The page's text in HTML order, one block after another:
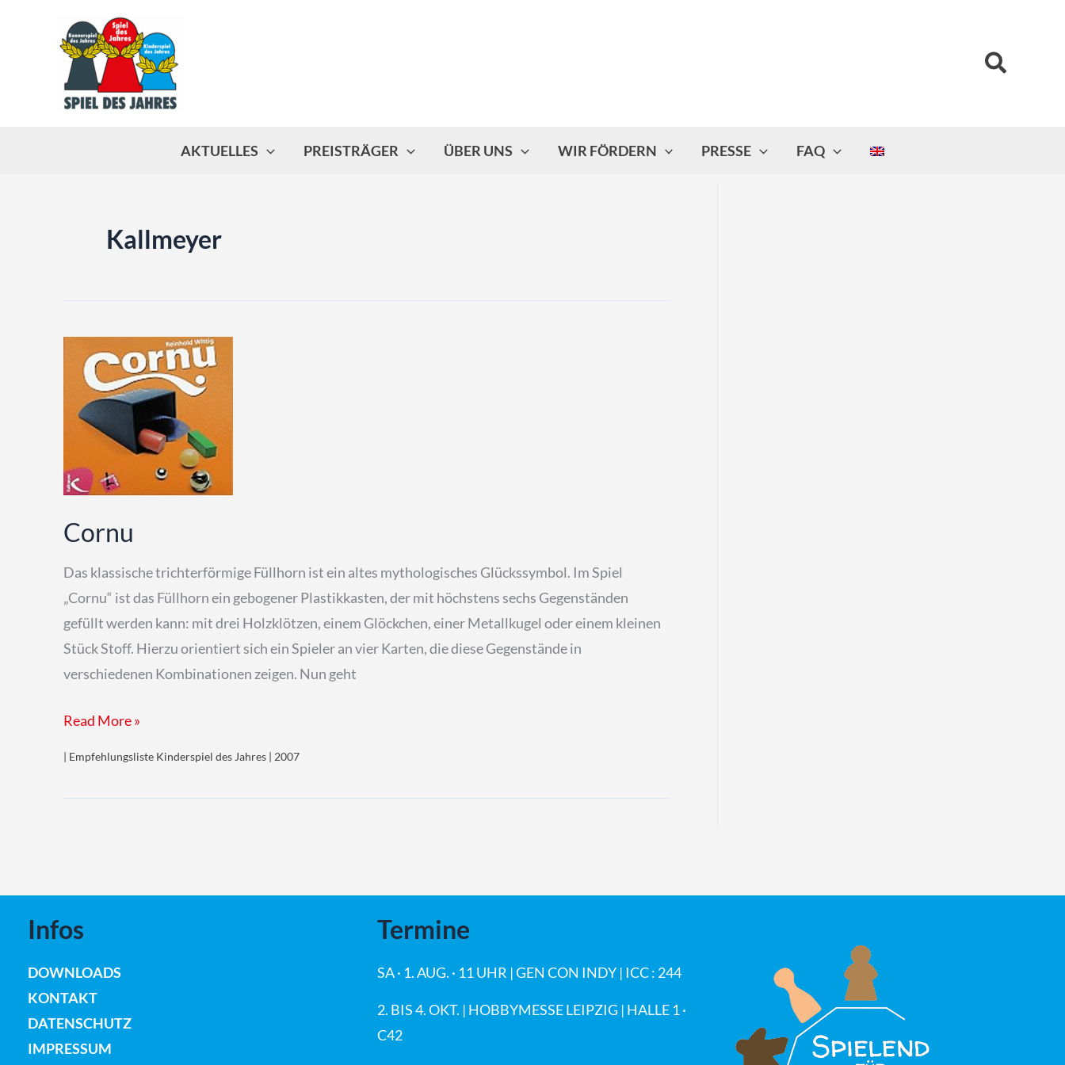
Suchen
AKTUELLES PREISTRÄGER ÜBER UNS WIR FÖRDERN PRESSE FAQ
Kallmeyer
Cornu
Das klassische trichterförmige Füllhorn ist ein altes mythologisches Glückssymbol. Im Spiel
„Cornu“ ist das Füllhorn ein gebogener Plastikkasten, der mit höchstens sechs Gegenständen
gefüllt werden kann: mit drei Holzklötzen, einem Glöckchen, einer Metallkugel oder einem kleinen
Stück Stoff. Hierzu orientiert sich ein Spieler an vier Karten, die diese Gegenstände in
verschiedenen Kombinationen zeigen. Nun geht
Cornu
Read More »
| Empfehlungsliste Kinderspiel des Jahres | 2007
Infos
DOWNLOADS
KONTAKT
DATENSCHUTZ
IMPRESSUM
Termine
SA · 1. AUG. · 11 UHR | GEN CON INDY | ICC : 244
2. BIS 4. OKT. | HOBBYMESSE LEIPZIG | HALLE 1 ·
C42